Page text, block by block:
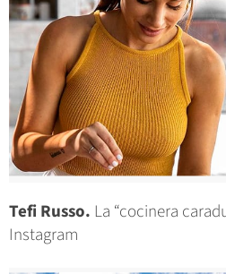
Tefi Russo. La “cocinera
Instagram